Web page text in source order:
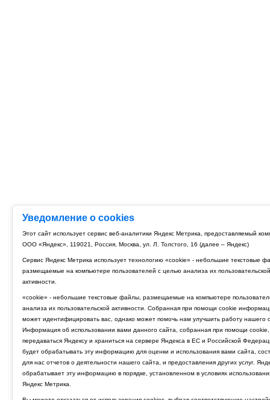
Уведомление о cookies
Этот сайт использует сервис веб-аналитики Яндекс Метрика, предоставляемый
ООО «Яндекс», 119021, Россия, Москва, ул. Л. Толстого, 16 (далее – Яндекс)
Сервис Яндекс Метрика использует технологию «cookie» - небольшие текстовые
размещаемые на компьютере пользователей с целью анализа их пользовательской
активности.
«cookie» - небольшие текстовые файлы, размещаемые на компьютере
анализа их пользовательской активности. Собранная при помощи cookie
может идентифицировать вас, однако может помочь нам улучшить работу нашего
Информация об использовании вами данного сайта, собранная при помощи cookie,
передаваться Яндексу и храниться на сервере Яндекса в ЕС и Российской
будет обрабатывать эту информацию для оценки и использования вами сайта,
для нас отчетов о деятельности нашего сайта, и предоставления других услуг.
обрабатывает эту информацию в порядке, установленном в условиях
Яндекс Метрика.